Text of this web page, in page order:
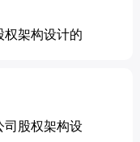
权架构设计的
司股权架构设